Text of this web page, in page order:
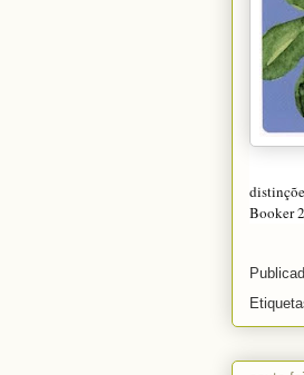
Booker